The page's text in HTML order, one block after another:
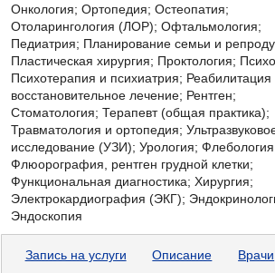
Онкология; Ортопедия; Остеопатия;
Отоларингология (ЛОР); Офтальмология;
Педиатрия; Планирование семьи и
Пластическая хирургия; Проктология;
Психотерапия и психиатрия; Реабилитация
восстановительное лечение; Рентген;
Стоматология; Терапевт (общая практика);
Травматология и ортопедия;
исследование (УЗИ); Урология;
Флюорография, рентген грудной клетки;
Функциональная диагностика; Хирургия;
Электрокардиография (ЭКГ);
Эндоскопия
Запись на услуги Описание Врачи